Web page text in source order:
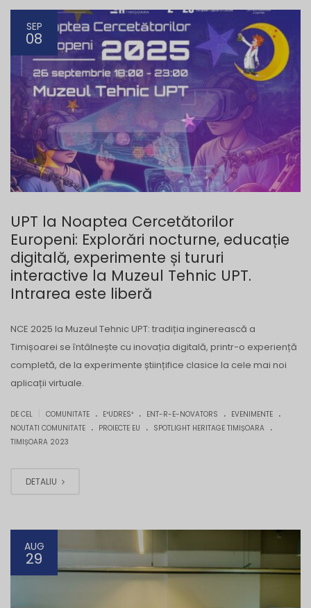
SEP
08
UPT la Noaptea Cercetătorilor
Europeni: Explorări nocturne, educație
digitală, experimente și tururi
interactive la Muzeul Tehnic UPT.
Intrarea este liberă
NCE 2025 la Muzeul Tehnic UPT: tradiția inginerească a
Timișoarei se întâlnește cu inovația digitală, printr-o experiență
completă, de la experimente științifice clasice la cele mai noi
aplicații virtuale.
DE CEL COMUNITATE . E³UDRES² . ENT-R-E-NOVATORS . EVENIMENTE .
NOUTATI COMUNITATE . PROIECTE EU . SPOTLIGHT HERITAGE TIMIȘOARA .
TIMIȘOARA 2023
DETALIU
AUG
29